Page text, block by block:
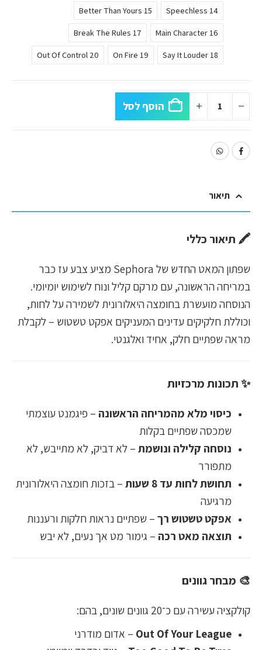
14 Speechless
15 Better Than Yours
16 Main Character
17 Break The Rules
18 Say It Louder
19 On Fire
20 Out Of Control
הוסף לסל
תיאור
🖍 תיאור כללי
שפתון המאט החדש של Sephora מציע צבע עז כבר
במריחה הראשונה, עם מרקם קליל ונוח לשימוש יומיומי.
הנוסחה מועשרת בחומצה היאלורונית לשמירה על לחות,
וכוללת חלקיקים עדינים המעניקים אפקט טשטוש – לקבלת
מראה שפתיים חלק, אחיד ואלגנטי.
✨ תכונות מרכזיות
כיסוי מלא מהמריחה הראשונה – פיגמנט עוצמתי
שמכסה שפתיים בקלות
נוסחה קלילה ונושמת– לא דביק, לא מתייבש, לא
מתפורר
תחושת לחות עד 8 שעות
– בזכות חומצה היאלורונית
מרגיעה
אפקט טשטוש רך– שפתיים נראות חלקות ורעננות
תוצאה מאט רכה – גימור מט אך נעים, לא יבש
🎨 מבחר גוונים
קולקציה עשירה עם כ־20 גוונים שונים, בהם:
Out Of Your League – אדום מודרני